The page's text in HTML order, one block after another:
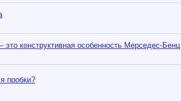
конструктивная особенность Мерседес-Бенц
пробки?